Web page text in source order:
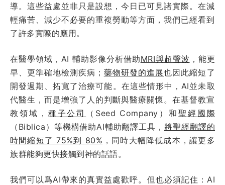
導。這些益處並非只是設想，今日已可見諸實際。在減
輕痛苦、減少不必要的重複勞動等方面，我們已經看到
了許多實際的應用。
在醫學領域，AI 輔助影像分析借助MRI與超聲波 ，能更
早、更準確地檢測疾病； 藥物研發的進展也因此縮短了
開發週期、拓寬了治療可能。在這些情形中，AI並未取
代醫生，而是增強了人的判斷與醫療關懷。在基督教宣
教領域， 種子公司 （Seed Company）和 聖經國際
（Biblica）等機構借助AI輔助翻譯工具， 將聖經翻譯的
時間縮短了 75%到 80% ，同時大幅降低成本，讓更多
族群能夠更快接觸到神的話語。
我們可以爲AI帶來的真實益處歡呼。但也必須記住：AI